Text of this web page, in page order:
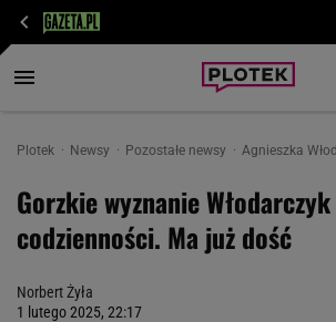
Plotek Newsy Pozostałe newsy Agnieszka
Gorzkie wyznanie
codzienności. Ma już dość
Norbert Żyła
1 lutego 2025, 22:17